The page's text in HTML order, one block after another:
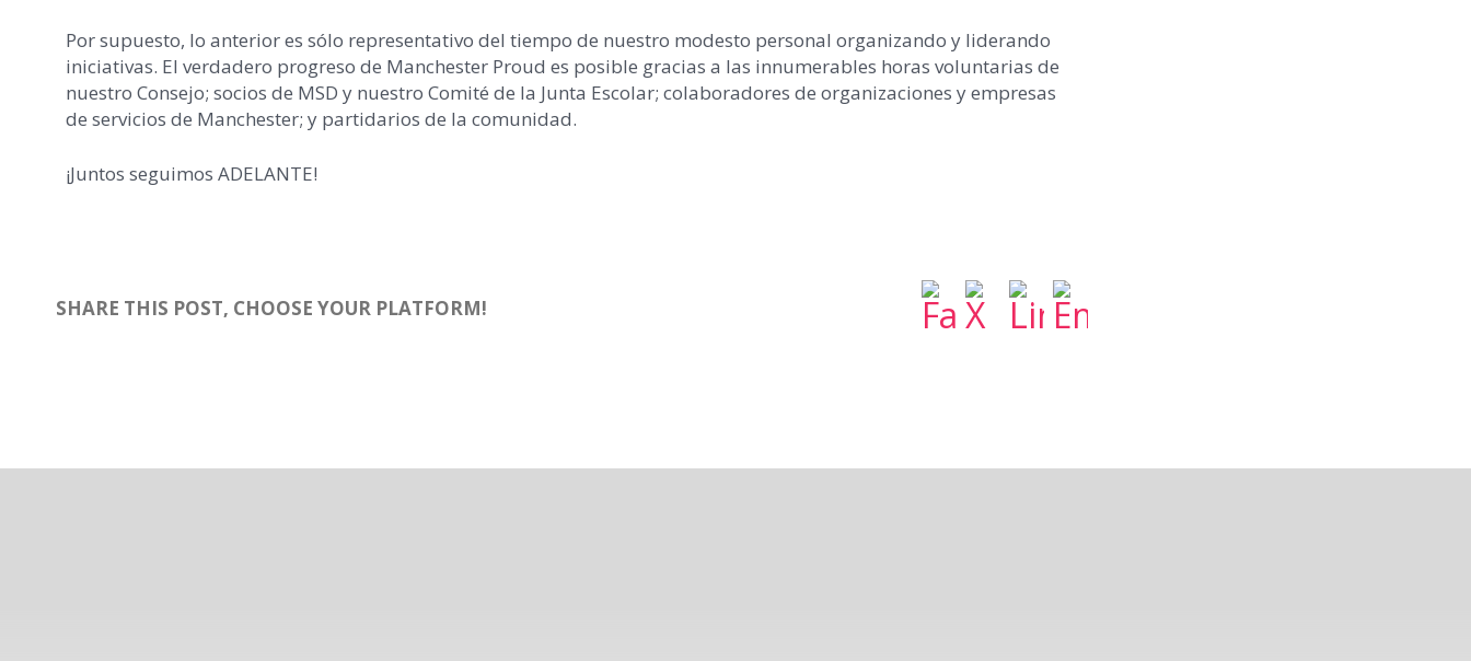
Por supuesto, lo anterior es sólo representativo del tiempo de nuestro modesto personal organizando y liderando
iniciativas. El verdadero progreso de Manchester Proud es posible gracias a las innumerables horas voluntarias de
nuestro Consejo; socios de MSD y nuestro Comité de la Junta Escolar; colaboradores de organizaciones y empresas
de servicios de Manchester; y partidarios de la comunidad.
¡Juntos seguimos ADELANTE!
SHARE THIS POST, CHOOSE YOUR PLATFORM!